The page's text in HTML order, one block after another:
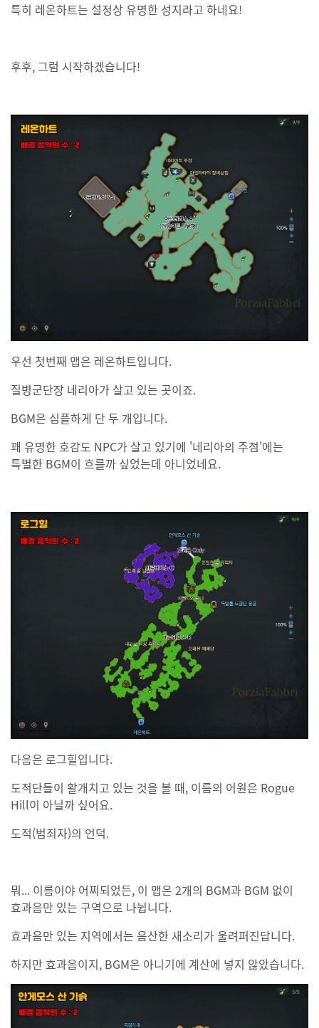
특히 레온하트는 설정상 유명한 성지라고 하네요!
후후, 그럼 시작하겠습니다!
우선 첫번째 맵은 레온하트입니다.
질병군단장 네리아가 살고 있는 곳이죠.
BGM은 심플하게 단 두 개입니다.
꽤 유명한 호감도 NPC가 살고 있기에 '네리아의 주점'에는
특별한 BGM이 흐를까 싶었는데 아니었네요.
다음은 로그힐입니다.
도적단들이 활개치고 있는 것을 볼 때, 이름의 어원은 Rogue
Hill이 아닐까 싶어요.
도적(범죄자)의 언덕.
뭐... 이름이야 어찌되었든, 이 맵은 2개의 BGM과 BGM 없이
효과음만 있는 구역으로 나뉩니다.
효과음만 있는 지역에서는 음산한 새소리가 울려퍼진답니다.
하지만 효과음이지, BGM은 아니기에 계산에 넣지 않았습니다.